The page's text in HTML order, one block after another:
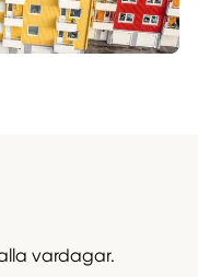
vardagar.